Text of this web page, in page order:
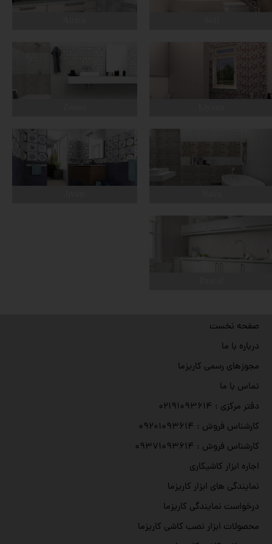
صفحه نخست
درباره با ما
مجوزهای رسمی کاریزما
تماس با ما
دفتر مرکزی : ۰۲۱۹۱۰۹۳۶۱۴
کارشناس فروش : ۰۹۲۰۱۰۹۳۶۱۴
کارشناس فروش : ۰۹۳۷۱۰۹۳۶۱۴
اجاره ابزار کاشیکاری
نمایندگی های ابزار کاریزما
درخواست نمایندگی کاریزما
محصولات ابزار نصب کاشی کاریزما